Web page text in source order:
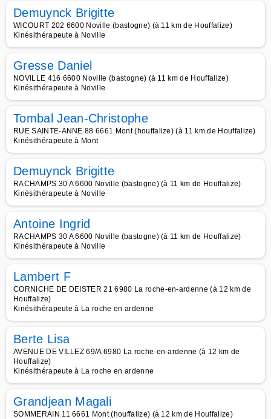
Demuynck Brigitte
WICOURT 202 6600 Noville (bastogne) (à 11 km de Houffalize)
Kinésithérapeute à Noville
Gresse Daniel
NOVILLE 416 6600 Noville (bastogne) (à 11 km de Houffalize)
Kinésithérapeute à Noville
Tombal Jean-Christophe
RUE SAINTE-ANNE 88 6661 Mont (houffalize) (à 11 km de Houffalize)
Kinésithérapeute à Mont
Demuynck Brigitte
RACHAMPS 30 A 6600 Noville (bastogne) (à 11 km de Houffalize)
Kinésithérapeute à Noville
Antoine Ingrid
RACHAMPS 30 A 6600 Noville (bastogne) (à 11 km de Houffalize)
Kinésithérapeute à Noville
Lambert F
CORNICHE DE DEISTER 21 6980 La roche-en-ardenne (à 12 km de
Houffalize)
Kinésithérapeute à La roche en ardenne
Berte Lisa
AVENUE DE VILLEZ 69/A 6980 La roche-en-ardenne (à 12 km de
Houffalize)
Kinésithérapeute à La roche en ardenne
Grandjean Magali
SOMMERAIN 11 6661 Mont (houffalize) (à 12 km de Houffalize)